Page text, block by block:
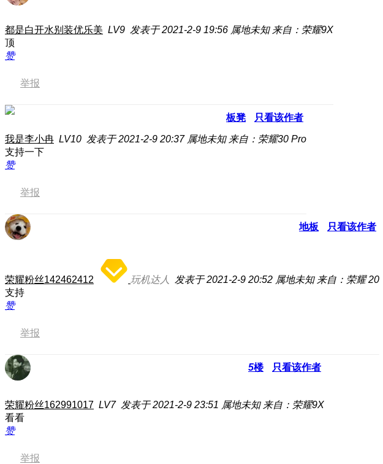
都是白开水别装优乐美 LV9 发表于 2021-2-9 19:56 属地未知 来自：荣耀9X
顶
赞
举报
板凳 只看该作者
我是李小冉 LV10 发表于 2021-2-9 20:37 属地未知 来自：荣耀30 Pro
支持一下
赞
举报
地板 只看该作者
荣耀粉丝142462412 玩机达人 发表于 2021-2-9 20:52 属地未知 来自：荣耀 20
支持
赞
举报
5楼 只看该作者
荣耀粉丝162991017 LV7 发表于 2021-2-9 23:51 属地未知 来自：荣耀9X
看看
赞
举报